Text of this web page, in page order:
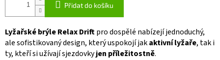
Přidat do košíku
Lyžařské brýle Relax Driftpro dospělé nabízejí jednoduchý,
ale sofistikovaný design, který uspokojí jakaktivní lyžaře, tak i
ty, kteří si užívají sjezdovkyjen příležitostně.